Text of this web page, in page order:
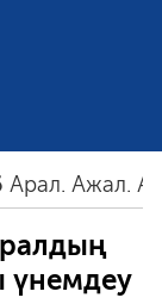
Ажал. Айғақ
үнемдеу